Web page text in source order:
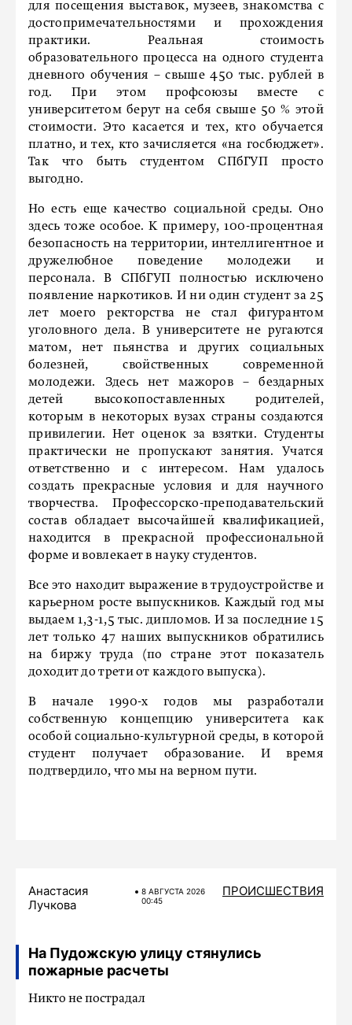
для посещения выставок, музеев, знакомства с
достопримечательностями и прохождения
практики. Реальная стоимость
образовательного процесса на одного студента
дневного обучения – свыше 450 тыс. рублей в
год. При этом профсоюзы вместе с
университетом берут на себя свыше 50 % этой
стоимости. Это касается и тех, кто обучается
платно, и тех, кто зачисляется «на госбюджет».
Так что быть студентом СПбГУП просто
выгодно.
Но есть еще качество социальной среды. Оно
здесь тоже особое. К примеру, 100-процентная
безопасность на территории, интеллигентное и
дружелюбное поведение молодежи и
персонала. В СПбГУП полностью исключено
появление наркотиков. И ни один студент за 25
лет моего ректорства не стал фигурантом
уголовного дела. В университете не ругаются
матом, нет пьянства и других социальных
болезней, свойственных современной
молодежи. Здесь нет мажоров – бездарных
детей высокопоставленных родителей,
которым в некоторых вузах страны создаются
привилегии. Нет оценок за взятки. Студенты
практически не пропускают занятия. Учатся
ответственно и с интересом. Нам удалось
создать прекрасные условия и для научного
творчества. Профессорско-преподавательский
состав обладает высочайшей квалификацией,
находится в прекрасной профессиональной
форме и вовлекает в науку студентов.
Все это находит выражение в трудоустройстве и
карьерном росте выпускников. Каждый год мы
выдаем 1,3-1,5 тыс. дипломов. И за последние 15
лет только 47 наших выпускников обратились
на биржу труда (по стране этот показатель
доходит до трети от каждого выпуска).
В начале 1990-х годов мы разработали
собственную концепцию университета как
особой социально-культурной среды, в которой
студент получает образование. И время
подтвердило, что мы на верном пути.
Анастасия
Лучкова
8 АВГУСТА 2026
00:45
ПРОИСШЕСТВИЯ
На Пудожскую улицу стянулись
пожарные расчеты
Никто не пострадал